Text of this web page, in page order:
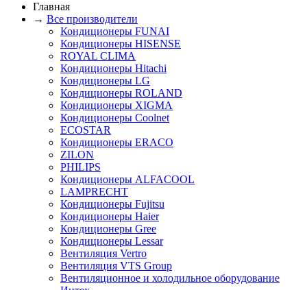
Главная
→ Все производители
Кондиционеры FUNAI
Кондиционеры HISENSE
ROYAL CLIMA
Кондиционеры Hitachi
Кондиционеры LG
Кондиционеры ROLAND
Кондиционеры XIGMA
Кондиционеры Coolnet
ECOSTAR
Кондиционеры ERACO
ZILON
PHILIPS
Кондиционеры ALFACOOL
LAMPRECHT
Кондиционеры Fujitsu
Кондиционеры Haier
Кондиционеры Gree
Кондиционеры Lessar
Вентиляция Vertro
Вентиляция VTS Group
Вентиляционное и холодильное оборудование